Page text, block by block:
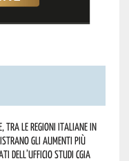
tra le regioni italiane in
gli aumenti più
dell’Ufficio studi CGIA